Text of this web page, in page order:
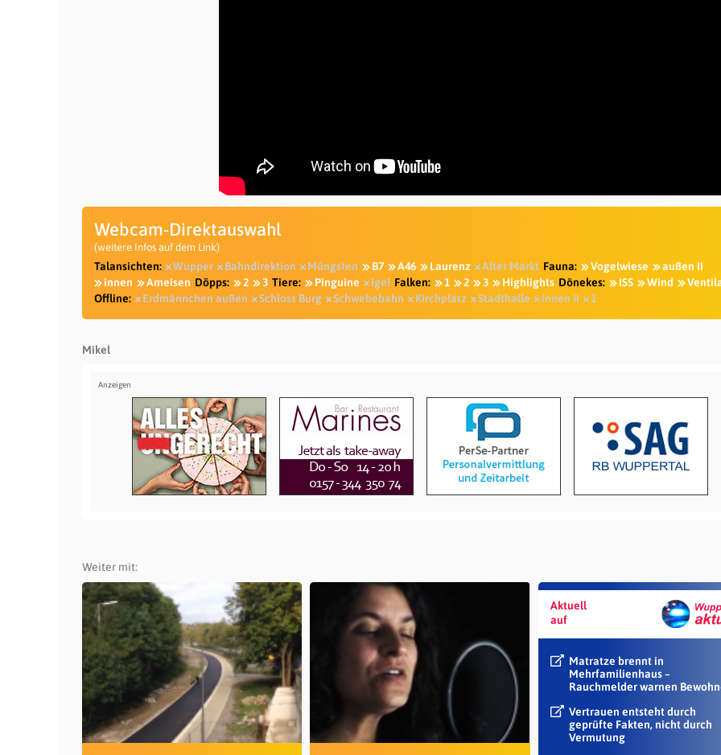
Webcam-Direktauswahl
(weitere Infos auf dem Link)
Talansichten: Wupper Bahndirektion Müngsten B7 A46 Laurenz Alter Markt Fauna: Vogelwiese
außen II
innen
Ameisen Döpps: 2 3 Tiere: Pinguine Igel Falken: 1 2 3 Highlights Dönekes: ISS Wind
Offline:
Erdmännchen außen Schloss Burg Schwebebahn Kirchplatz Stadthalle innen II 1
Mikel
Weiter mit:
Aktuell
auf
Matratze brennt in
Mehrfamilienhaus –
Rauchmelder warnen
Vertrauen entsteht durch
geprüfte Fakten, nicht durch
Vermutung